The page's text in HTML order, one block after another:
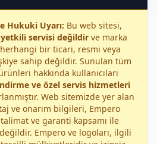
Hukuki Uyarı: Bu web sitesi,
yetkili servisi değildir ve marka
bir ticari, resmi veya
sahip değildir. Sunulan tüm
hakkında kullanıcıları
ve özel servis hizmetleri
Web sitemizde yer alan
ve onarım bilgileri, Empero
ve garanti kapsamı ile
Empero ve logoları, ilgili